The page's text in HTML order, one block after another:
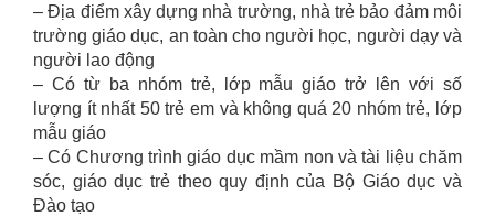
– Địa điểm xây dựng nhà trường, nhà trẻ bảo đảm môi
trường giáo dục, an toàn cho người học, người dạy và
người lao động
– Có từ ba nhóm trẻ, lớp mẫu giáo trở lên với số
lượng ít nhất 50 trẻ em và không quá 20 nhóm trẻ, lớp
mẫu giáo
– Có Chương trình giáo dục mầm non và tài liệu chăm
sóc, giáo dục trẻ theo quy định của Bộ Giáo dục và
Đào tạo